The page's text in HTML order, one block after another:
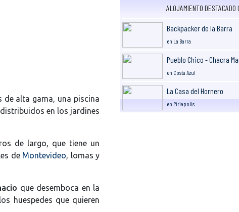
de alta gama, una piscina
en los jardines
de largo, que tiene un
de Montevideo, lomas y
que desemboca en la
huespedes que quieren
ALOJAMIENTO DESTACADO
Backpacker de la Barra
en La Barra
Pueblo Chico - Chacra
en Costa Azul
La Casa del Hornero
en Piriapolis